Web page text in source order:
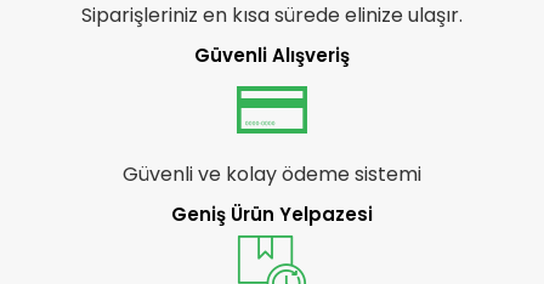
Siparişleriniz en kısa sürede elinize ulaşır.
Güvenli Alışveriş
Güvenli ve kolay ödeme sistemi
Geniş Ürün Yelpazesi